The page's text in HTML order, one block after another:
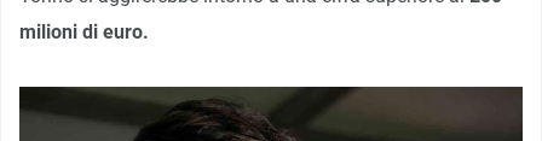
milioni di euro.